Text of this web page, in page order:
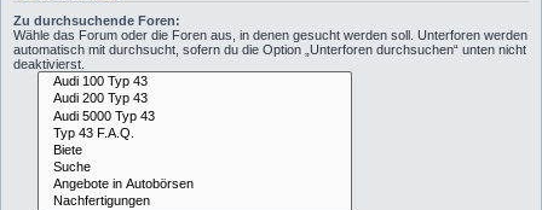
Zu durchsuchende Foren:
Wähle das Forum oder die Foren aus, in denen gesucht werden soll. Unterforen werden
automatisch mit durchsucht, sofern du die Option „Unterforen durchsuchen“ unten nicht
deaktivierst.